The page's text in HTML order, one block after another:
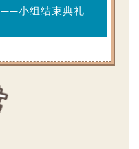
——小组结束典礼